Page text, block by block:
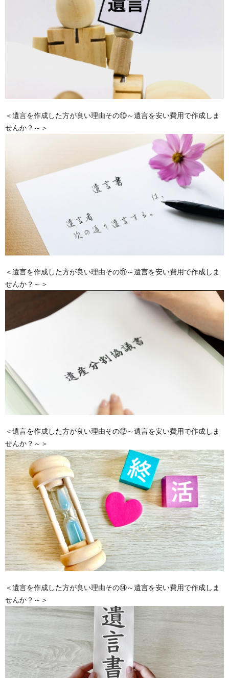
＜遺言を作成した方が良い理由その⑩～遺言を安い費用で作成しま
せんか？～＞
＜遺言を作成した方が良い理由その⑪～遺言を安い費用で作成しま
せんか？～＞
＜遺言を作成した方が良い理由その⑫～遺言を安い費用で作成しま
せんか？～＞
＜遺言を作成した方が良い理由その⑭～遺言を安い費用で作成しま
せんか？～＞